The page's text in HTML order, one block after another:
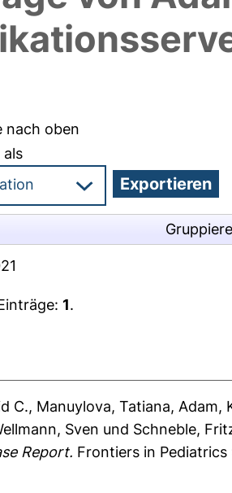
nach oben
1.
C., Manuylova, Tatiana, Adam,
Sven und Schneble,
Report. Frontiers in